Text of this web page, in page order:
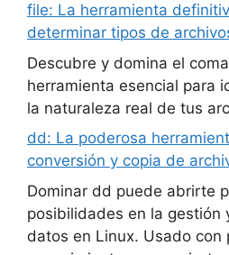
file: La herramienta
determinar tipos de
Descubre y domina el
herramienta esencial para
la naturaleza real de tus
dd: La poderosa
conversión y copia de
Dominar dd puede abrirte
posibilidades en la gestión
datos en Linux. Usado con